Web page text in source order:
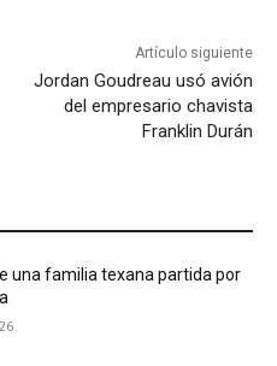
Artículo siguiente
Jordan Goudreau usó avión
del empresario chavista
Franklin Durán
una familia texana partida por